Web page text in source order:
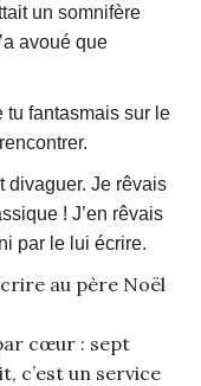
un somnifère
avoué que
tu fantasmais sur le
divaguer. Je rêvais
! J’en rêvais
par le lui écrire.
au père Noël
cœur : sept
c’est un service